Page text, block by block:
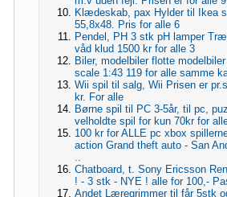
Klædeskab, pax Hylder til Ikea
55,8x48. Pris for alle 6
Pendel, PH 3 stk pH lamper
våd klud 1500 kr for alle 3
Biler, modelbiler flotte
scale 1:43 119 for alle samme
Wii spil til salg, Wii Prisen er
kr. For alle
Børne spil til PC 3-5år, til pc,
velholdte spil for kun 70kr for alle
100 kr for ALLE pc xbox
action Grand theft auto - San
Chatboard, t. Sony Ericsson
! - 3 stk - NYE ! alle for 100,-
Andet Læregrimmer til får 5stk